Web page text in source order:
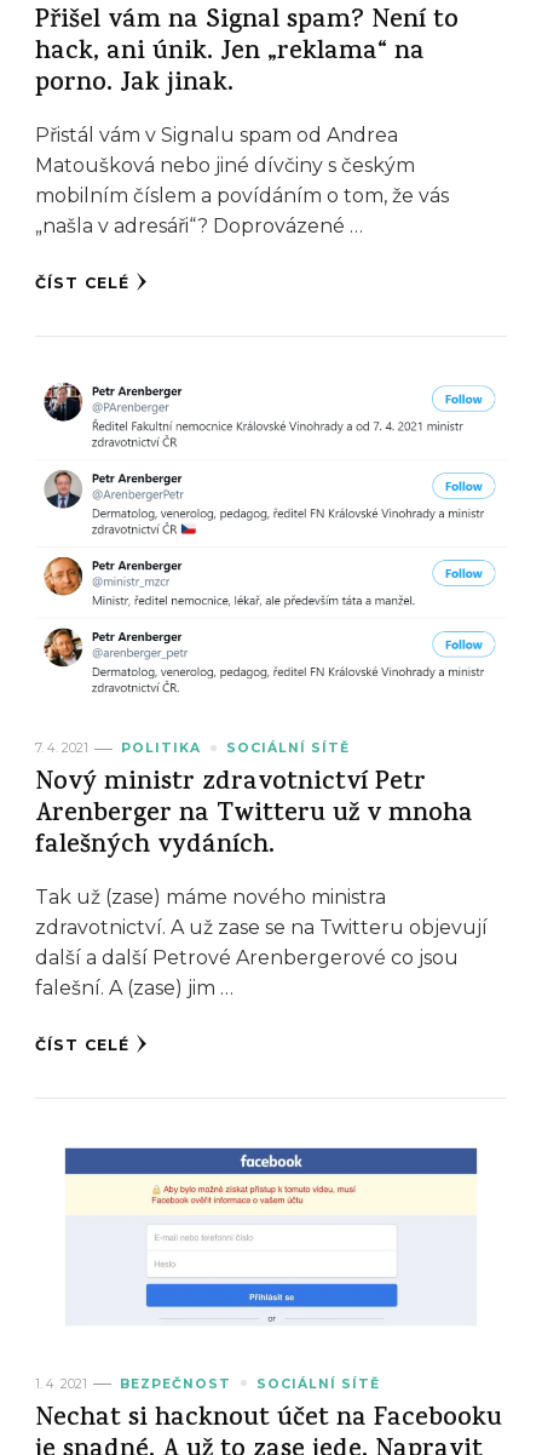
Přišel vám na Signal spam? Není to
hack, ani únik. Jen „reklama“ na
porno. Jak jinak.
Přistál vám v Signalu spam od Andrea
Matoušková nebo jiné dívčiny s českým
mobilním číslem a povídáním o tom, že vás
„našla v adresáři“? Doprovázené …
ČÍST CELÉ
7. 4. 2021 POLITIKA SOCIÁLNÍ SÍTĚ
Nový ministr zdravotnictví Petr
Arenberger na Twitteru už v mnoha
falešných vydáních.
Tak už (zase) máme nového ministra
zdravotnictví. A už zase se na Twitteru objevují
další a další Petrové Arenbergerové co jsou
falešní. A (zase) jim …
ČÍST CELÉ
1. 4. 2021 BEZPEČNOST SOCIÁLNÍ SÍTĚ
Nechat si hacknout účet na Facebooku